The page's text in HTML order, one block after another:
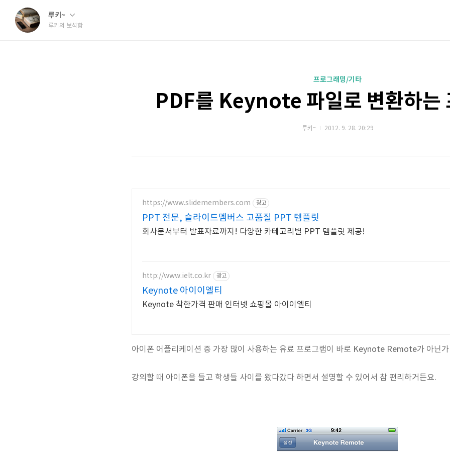
루키~
루키의 보석함
프로그래밍/기타
PDF를 Keynote 파일로 변환하는
루키~ 2012. 9. 28. 20:29
https://www.slidemembers.com 광고
PPT 전문, 슬라이드멤버스 고품질 PPT 템플릿
회사문서부터 발표자료까지! 다양한 카테고리별 PPT 템플릿 제공!
http://www.ielt.co.kr 광고
Keynote 아이이엘티
Keynote 착한가격 판매 인터넷 쇼핑몰 아이이엘티
아이폰 어플리케이션 중 가장 많이 사용하는 유료 프로그램이 바로 Keynote Remote가 아닌
강의할 때 아이폰을 들고 학생들 사이를 왔다갔다 하면서 설명할 수 있어서 참 편리하거든요.